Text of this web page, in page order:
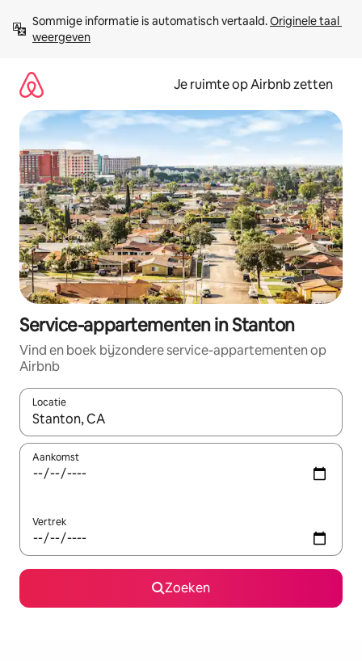
direct
naar
Sommige informatie is automatisch vertaald. Originele taal
weergeven
Je ruimte op Airbnb zetten
Service-appartementen in Stanton
Vind en boek bijzondere service-appartementen op
Airbnb
Locatie
Wanneer er suggesties beschikbaar zijn, maak je een keuze
Aankomst
Vertrek
Zoeken